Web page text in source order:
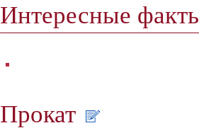
Интересные
Прокат